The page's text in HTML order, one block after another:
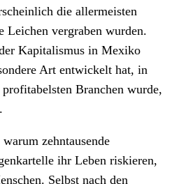
die allermeisten
Leichen vergraben wurden.
Kapitalismus in Mexiko
Art entwickelt hat, in
Branchen wurde,
zehntausende
ihr Leben riskieren,
Selbst nach den